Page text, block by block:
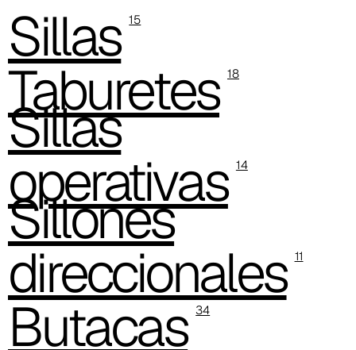
C -38
C 38A
C 38P
C 38H
C 388
Xtreme (Cat. C - Tejido)
C 335
C 333
C 338
Sillas 15
Taburetes 18
Sillas
operativas 14
Sillones
direccionales 11
Butacas 34